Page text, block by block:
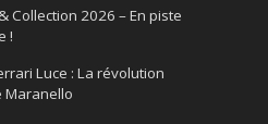
Collection 2026 – En piste
!
Luce : La révolution
Maranello